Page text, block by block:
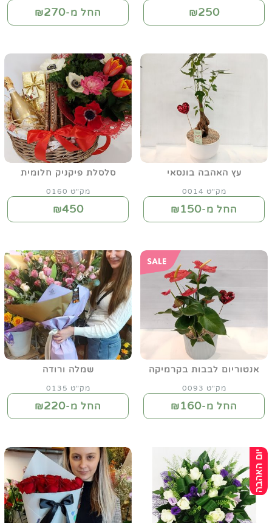
₪250 החל מ-₪270
עץ האהבה בונסאי
מק"ט 0014
החל מ-₪150
סלסלת פיקניק חלומית
מק"ט 0160
₪450
אנטוריום לבבות בקרמיקה
מק"ט 0093
החל מ-₪160
שמלה ורודה
מק"ט 0135
החל מ-₪220